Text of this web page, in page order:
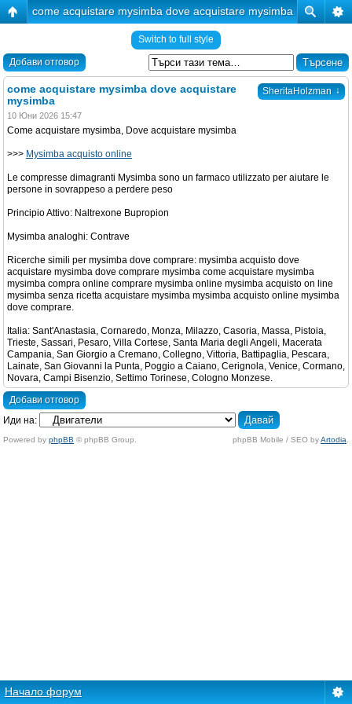
come acquistare mysimba dove acquistare mysimba
Switch to full style
Добави отговор
SheritaHolzman ↓
come acquistare mysimba dove acquistare
mysimba
10 Юни 2026 15:47
Come acquistare mysimba, Dove acquistare mysimba
>>> Mysimba acquisto online
Le compresse dimagranti Mysimba sono un farmaco utilizzato per aiutare le
persone in sovrappeso a perdere peso
Principio Attivo: Naltrexone Bupropion
Mysimba analoghi: Contrave
Ricerche simili per mysimba dove comprare: mysimba acquisto dove
acquistare mysimba dove comprare mysimba come acquistare mysimba
mysimba compra online comprare mysimba online mysimba acquisto on line
mysimba senza ricetta acquistare mysimba mysimba acquisto online mysimba
dove comprare.
Italia: Sant'Anastasia, Cornaredo, Monza, Milazzo, Casoria, Massa, Pistoia,
Trieste, Sassari, Pesaro, Villa Cortese, Santa Maria degli Angeli, Macerata
Campania, San Giorgio a Cremano, Collegno, Vittoria, Battipaglia, Pescara,
Lainate, San Giovanni la Punta, Poggio a Caiano, Cerignola, Venice, Cormano,
Novara, Campi Bisenzio, Settimo Torinese, Cologno Monzese.
Добави отговор
Иди на:
Powered by phpBB © phpBB Group. phpBB Mobile / SEO byArtodia
Начало форум